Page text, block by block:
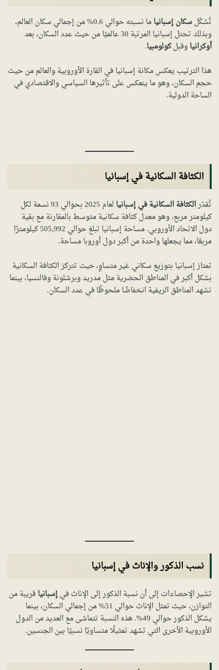
تُشكّلسكان إسبانيا
ما نسبته حوالي 0.6% من إجمالي سكان العالم،
وبذلك تحتل إسبانيا المرتبة 30 عالميًا من حيث عدد السكان، بعد
أوكرانياوقبلكولومبيا.
هذا الترتيب يعكس مكانة إسبانيا في القارة الأوروبية والعالم من حيث
حجم السكان، وهو ما ينعكس على تأثيرها السياسي والاقتصادي في
الساحة الدولية.
الكثافة السكانية في إسبانيا
تُقدّرالكثافة السكانية في إسبانيا
لعام 2025 بحوالي 93 نسمة لكل
كيلومتر مربع، وهو معدل كثافة سكانية متوسط بالمقارنة مع بقية
دول الاتحاد الأوروبي. مساحة إسبانيا تبلغ حوالي 505,992 كيلومترًا
مربعًا، مما يجعلها واحدة من أكبر دول أوروبا مساحة.
تمتاز إسبانيا بتوزيع سكاني غير متساوٍ، حيث تتركز الكثافة السكانية
بشكل أكبر في المناطق الحضرية مثل مدريد وبرشلونة وفالنسيا، بينما
تشهد المناطق الريفية انخفاضًا ملحوظًا في عدد السكان.
نسب الذكور والإناث في إسبانيا
تشير الإحصاءات إلى أن نسبة الذكور إلى الإناث فيإسبانياقريبة من
التوازن، حيث تمثل الإناث حوالي 51% من إجمالي السكان، بينما
يشكل الذكور حوالي 49%. هذه النسبة تتماشى مع العديد من الدول
الأوروبية الأخرى التي تشهد تمثيلًا متساويًا نسبيًا بين الجنسين.